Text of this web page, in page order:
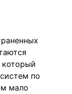
по
мало